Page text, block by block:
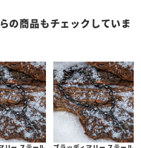
の商品もチェックしていま